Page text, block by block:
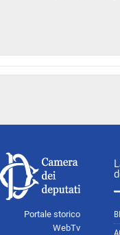
Portale storico
WebTv